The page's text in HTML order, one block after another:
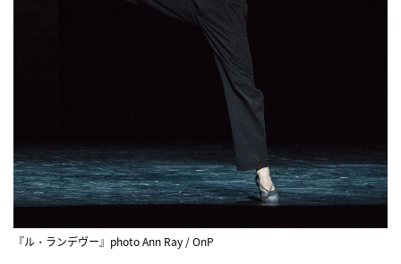
『ル・ランデヴー』photo Ann Ray / OnP